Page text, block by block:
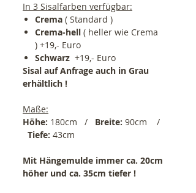
In 3 Sisalfarben verfügbar:
Crema ( Standard )
Crema-hell ( heller wie Crema
) +19,- Euro
Schwarz +19,- Euro
Sisal auf Anfrage auch in Grau
erhältlich !
Maße:
Höhe: 180cm / Breite: 90cm /
Tiefe: 43cm
Mit Hängemulde immer ca. 20cm
höher und ca. 35cm tiefer !